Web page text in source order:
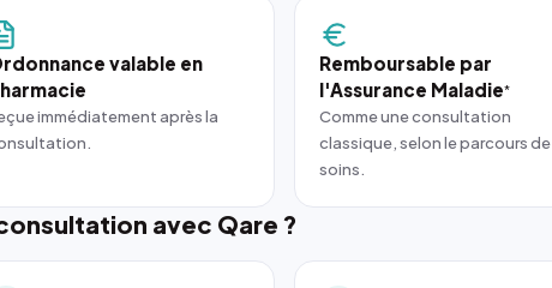
valable en
immédiatement après la
Remboursable par
l'Assurance Maladie*
Comme une consultation
classique, selon le parcours de
soins.
avec Qare ?